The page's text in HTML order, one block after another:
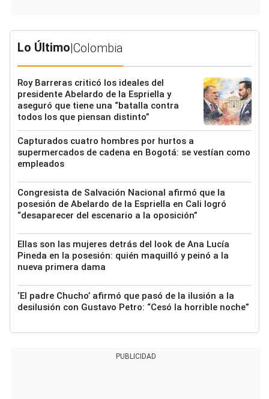
Lo Último|Colombia
Roy Barreras criticó los ideales del
presidente Abelardo de la Espriella y
aseguró que tiene una “batalla contra
todos los que piensan distinto”
Capturados cuatro hombres por hurtos a
supermercados de cadena en Bogotá: se vestían como
empleados
Congresista de Salvación Nacional afirmó que la
posesión de Abelardo de la Espriella en Cali logró
“desaparecer del escenario a la oposición”
Ellas son las mujeres detrás del look de Ana Lucía
Pineda en la posesión: quién maquilló y peinó a la
nueva primera dama
‘El padre Chucho’ afirmó que pasó de la ilusión a la
desilusión con Gustavo Petro: “Cesó la horrible noche”
PUBLICIDAD